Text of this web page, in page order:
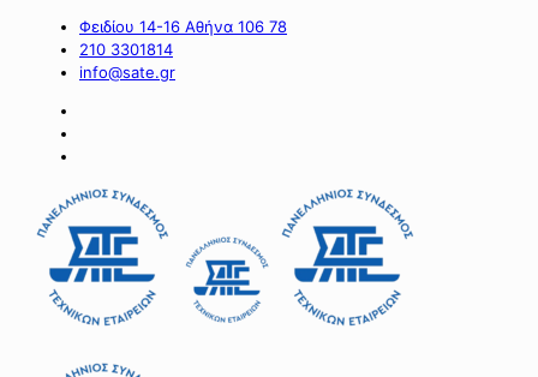
Φειδίου 14-16 Αθήνα 106 78
210 3301814
info@sate.gr